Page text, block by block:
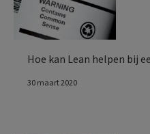
Hoe kan Lean helpen bij
30 maart 2020